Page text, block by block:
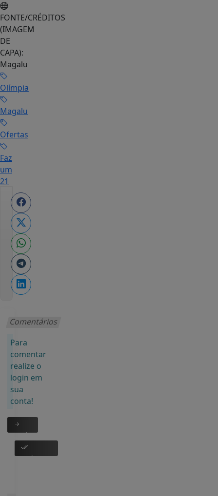
FONTE/CRÉDITOS
(IMAGEM
DE
CAPA):
Magalu
Olímpia
Magalu
Ofertas
Faz
um
21
Comentários
Para
comentar
realize o
login em
sua
conta!
Login
Cadastre-